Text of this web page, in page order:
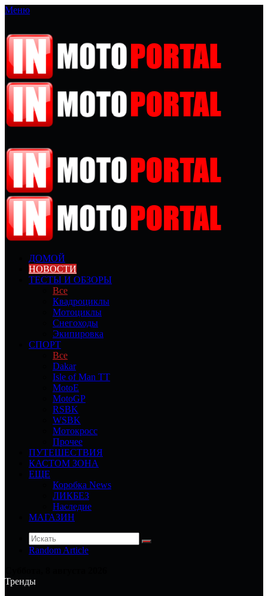
Меню
ДОМОЙ
НОВОСТИ
ТЕСТЫ И ОБЗОРЫ
Все
Квадроциклы
Мотоциклы
Снегоходы
Экипировка
СПОРТ
Все
Dakar
Isle of Man TT
MotoE
MotoGP
RSBK
WSBK
Мотокросс
Прочее
ПУТЕШЕСТВИЯ
КАСТОМ ЗОНА
ЕЩЕ
Коробка News
ЛИКБЕЗ
Наследие
МАГАЗИН
Random Article
Тренды